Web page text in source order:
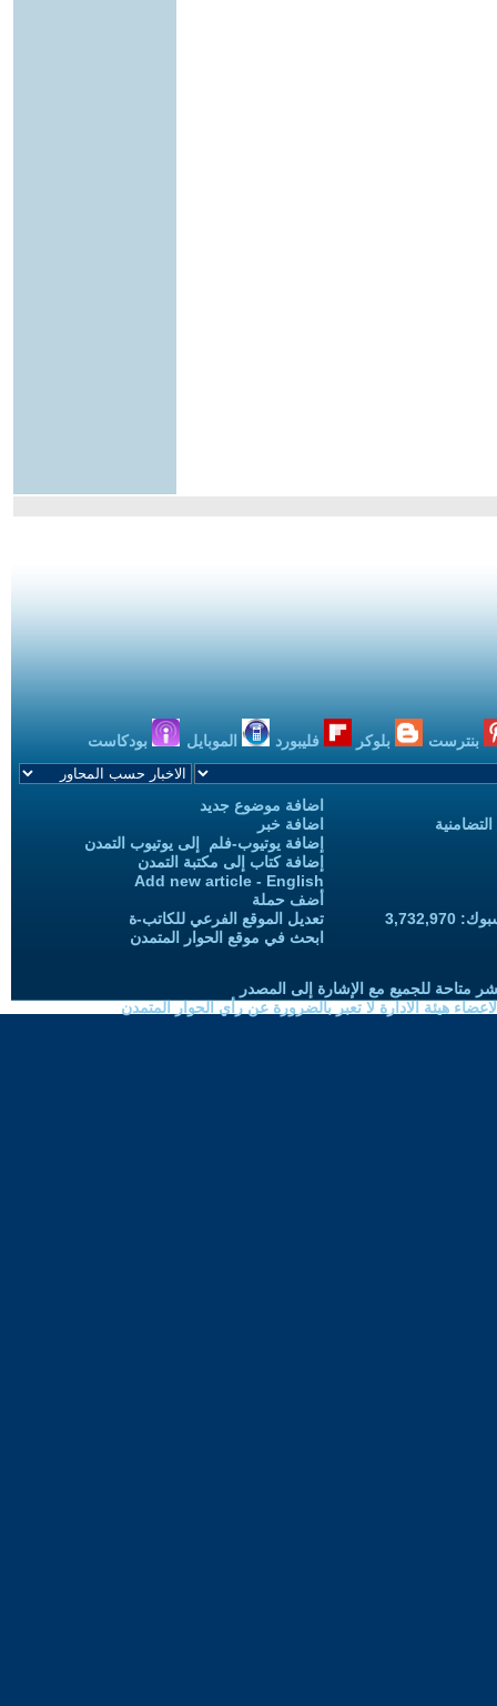
بنترست بلوكر فليبورد الموبايل بودكاست
اضافة موضوع جديد
اضافة خبر
إضافة يوتيوب-فلم إلى يوتيوب التمدن
إضافة كتاب إلى مكتبة التمدن
Add new article - English
أضف حملة
تعديل الموقع الفرعي للكاتب-ة
ابحث في موقع الحوار المتمدن
متاحة للجميع مع الإشارة إلى المصدر
هيئة الادارة لا تعبر بالضرورة عن رأي الحوار المتمدن